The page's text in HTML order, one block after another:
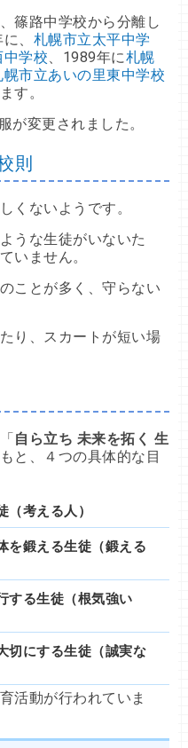
篠路中学校から分離し
、 札幌市立太平中学
学校、1989年に札幌
幌市立あいの里東中学校
す。
変更されました。
則
くないようです。
うな生徒がいないた
いません。
ことが多く、守らない
り、スカートが短い場
自ら立ち 未来を拓く 生
と、４つの具体的な目
考える人）
を鍛える生徒（鍛える
する生徒（根気強い
切にする生徒（誠実な
活動が行われていま